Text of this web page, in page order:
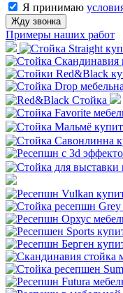
Я принимаю
Жду звонка
Примеры наших работ